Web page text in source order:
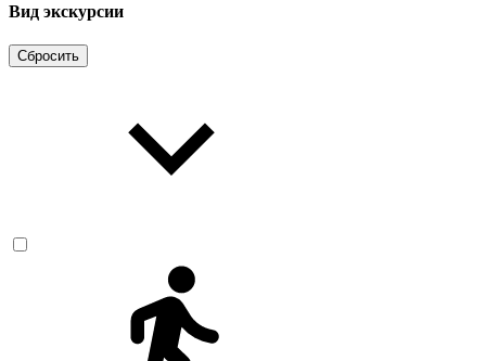
Вид экскурсии
Сбросить